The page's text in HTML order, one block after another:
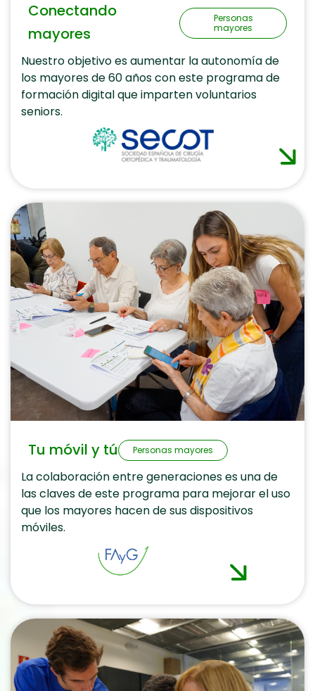
Conectando
mayores
Personas
mayores
Nuestro objetivo es aumentar la autonomía de
los mayores de 60 años con este programa de
formación digital que imparten voluntarios
seniors.
Tu móvil y tú Personas mayores
La colaboración entre generaciones es una de
las claves de este programa para mejorar el uso
que los mayores hacen de sus dispositivos
móviles.